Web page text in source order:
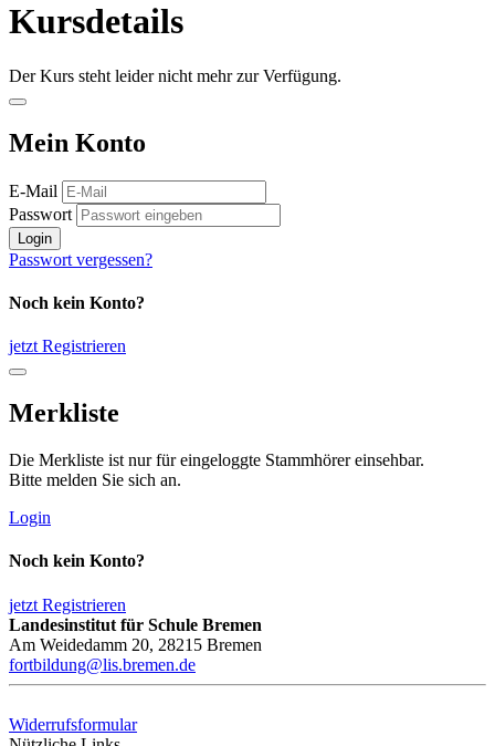
Kursdetails
Der Kurs steht leider nicht mehr zur Verfügung.
Mein Konto
E-Mail
Passwort
Login
Passwort vergessen?
Noch kein Konto?
jetzt Registrieren
Merkliste
Die Merkliste ist nur für eingeloggte Stammhörer einsehbar.
Bitte melden Sie sich an.
Login
Noch kein Konto?
jetzt Registrieren
Landesinstitut für Schule Bremen
Am Weidedamm 20, 28215 Bremen
fortbildung@lis.bremen.de
Widerrufsformular